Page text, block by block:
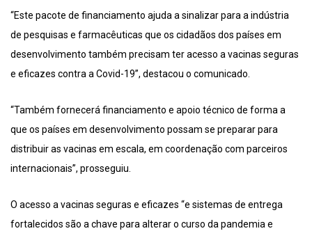
“Este pacote de financiamento ajuda a sinalizar para a indústria
de pesquisas e farmacêuticas que os cidadãos dos países em
desenvolvimento também precisam ter acesso a vacinas seguras
e eficazes contra a Covid-19”, destacou o comunicado.
“Também fornecerá financiamento e apoio técnico de forma a
que os países em desenvolvimento possam se preparar para
distribuir as vacinas em escala, em coordenação com parceiros
internacionais”, prosseguiu.
O acesso a vacinas seguras e eficazes “e sistemas de entrega
fortalecidos são a chave para alterar o curso da pandemia e